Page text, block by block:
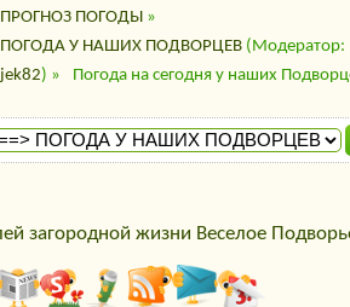
ПРОГНОЗ ПОГОДЫ»
ПОГОДА У НАШИХ ПОДВОРЦЕВ(Модератор:
jek82) » Погода на сегодня у наших